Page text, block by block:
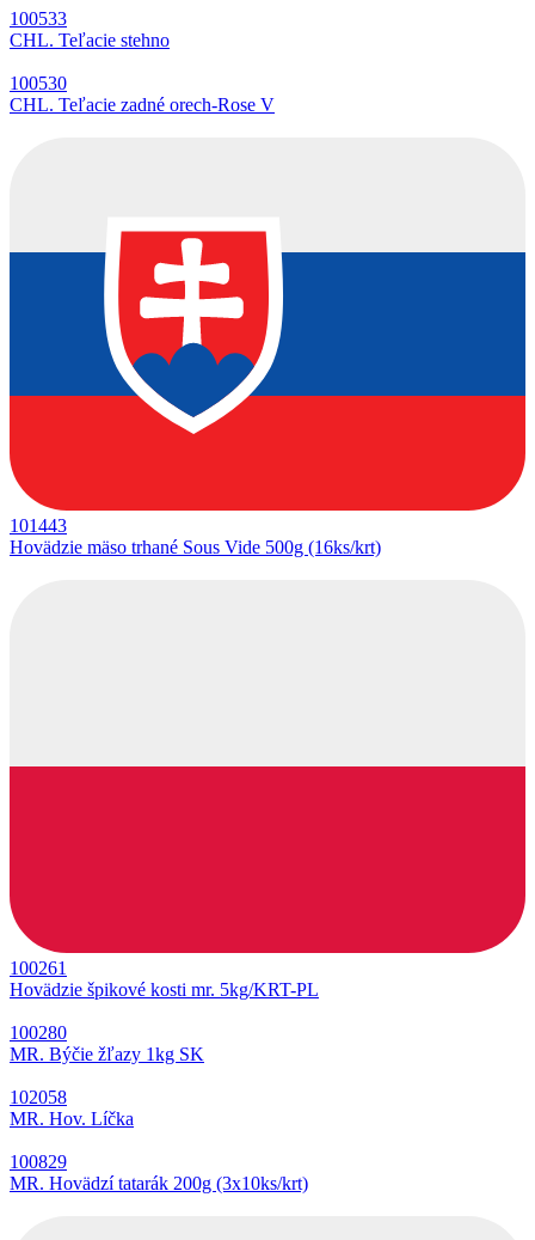
100533
CHL. Teľacie stehno
100530
CHL. Teľacie zadné orech-Rose V
101443
Hovädzie mäso trhané Sous Vide 500g (16ks/krt)
100261
Hovädzie špikové kosti mr. 5kg/KRT-PL
100280
MR. Býčie žľazy 1kg SK
102058
MR. Hov. Líčka
100829
MR. Hovädzí tatarák 200g (3x10ks/krt)